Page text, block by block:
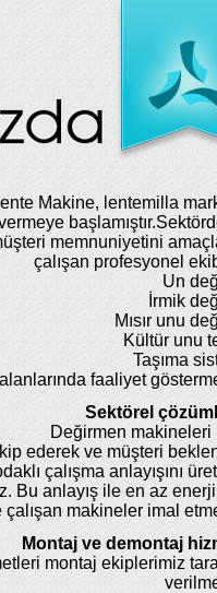
Makine, lentemilla
memnuniyetini
çalışan profesyonel
Un
İrmik
Mısır unu
Kültür unu
Taşıma
faaliyet
Sektörel
Değirmen makineleri
ederek ve müşteri
çalışma anlayışını
Bu anlayış ile en az
çalışan makineler imal
Montaj ve demontaj
montaj ekiplerimiz